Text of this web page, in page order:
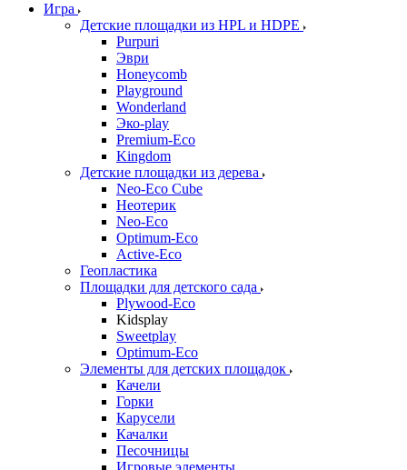
Игра
Детские площадки из HPL и HDPE
Purpuri
Эври
Honeycomb
Playground
Wonderland
Эко-play
Premium-Eco
Kingdom
Детские площадки из дерева
Neo-Eco Cube
Неотерик
Neo-Eco
Оptimum-Еco
Active-Eco
Геопластика
Площадки для детского сада
Plywood-Eco
Kidsplay
Sweetplay
Оptimum-Еco
Элементы для детских площадок
Качели
Горки
Карусели
Качалки
Песочницы
Игровые элементы